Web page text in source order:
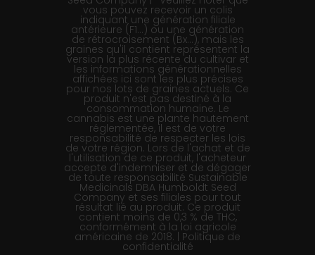
vous pouvez recevoir un colis
indiquant une génération filiale
antérieure (F1…) ou une génération
de rétrocroisement (Bx…), mais les
graines qu'il contient représentent la
version la plus récente du cultivar et
les informations générationnelles
affichées ici sont les plus précises
pour nos lots de graines actuels. Ce
produit n'est pas destiné à la
consommation humaine. Le
cannabis est une plante hautement
réglementée, il est de votre
responsabilité de respecter les lois
de votre région. Lors de l'achat et de
l'utilisation de ce produit, l'acheteur
accepte d'indemniser et de dégager
de toute responsabilité Sustainable
Medicinals DBA Humboldt Seed
Company et ses filiales pour tout
résultat lié au produit. Ce produit
contient moins de 0,3 % de THC,
conformément à la loi agricole
américaine de 2018. | Politique de
confidentialité